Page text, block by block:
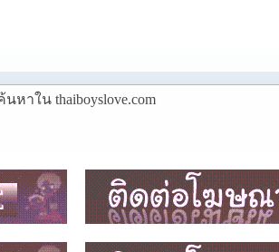
นหาใน thaiboyslove.com